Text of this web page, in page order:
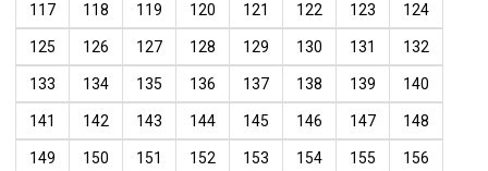
117 118 119 120 121 122 123 124
125 126 127 128 129 130 131 132
133 134 135 136 137 138 139 140
141 142 143 144 145 146 147 148
149 150 151 152 153 154 155 156